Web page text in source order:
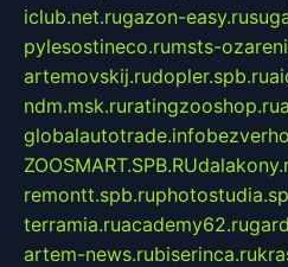
iclub.net.rugazon-easy.ru
pylesostineco.rumsts-
artemovskij.rudopler.spb.ru
ndm.msk.ruratingzooshop.ru
globalautotrade.info
ZOOSMART.SPB.RU
remontt.spb.ru
terramia.ruacademy62.ru
artem-news.rubiserinca.ru